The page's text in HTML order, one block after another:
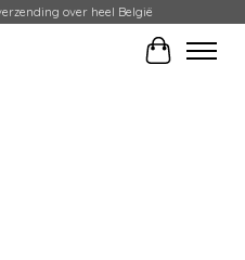
over heel België